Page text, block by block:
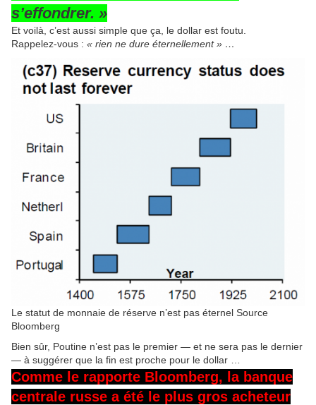
s’effondrer. »
Et voilà, c’est aussi simple que ça, le dollar est foutu.
Rappelez-vous : « rien ne dure éternellement » …
Le statut de monnaie de réserve n’est pas éternel Source
Bloomberg
Bien sûr, Poutine n’est pas le premier — et ne sera pas le dernier
— à suggérer que la fin est proche pour le dollar …
Comme le rapporte Bloomberg, la banque
centrale russe a été le plus gros acheteur